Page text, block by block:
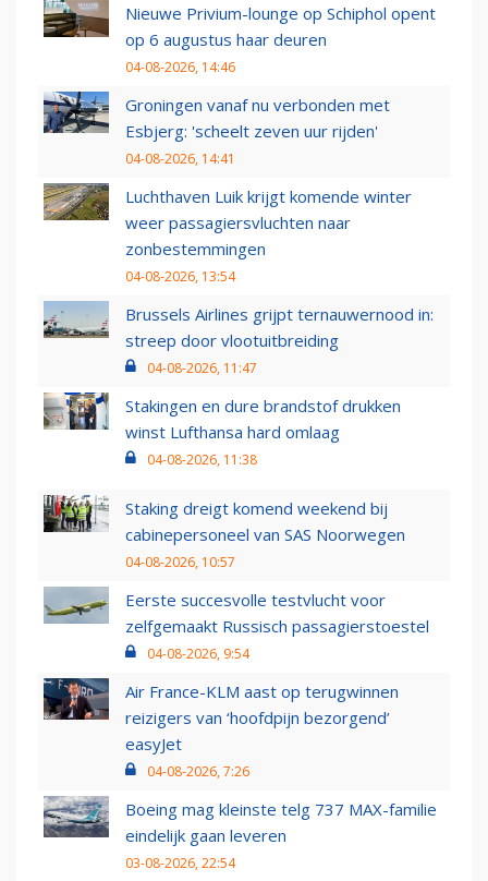
Nieuwe Privium-lounge op Schiphol opent
op 6 augustus haar deuren
04-08-2026, 14:46
Groningen vanaf nu verbonden met
Esbjerg: 'scheelt zeven uur rijden'
04-08-2026, 14:41
Luchthaven Luik krijgt komende winter
weer passagiersvluchten naar
zonbestemmingen
04-08-2026, 13:54
Brussels Airlines grijpt ternauwernood in:
streep door vlootuitbreiding
04-08-2026, 11:47
Stakingen en dure brandstof drukken
winst Lufthansa hard omlaag
04-08-2026, 11:38
Staking dreigt komend weekend bij
cabinepersoneel van SAS Noorwegen
04-08-2026, 10:57
Eerste succesvolle testvlucht voor
zelfgemaakt Russisch passagierstoestel
04-08-2026, 9:54
Air France-KLM aast op terugwinnen
reizigers van ‘hoofdpijn bezorgend’
easyJet
04-08-2026, 7:26
Boeing mag kleinste telg 737 MAX-familie
eindelijk gaan leveren
03-08-2026, 22:54